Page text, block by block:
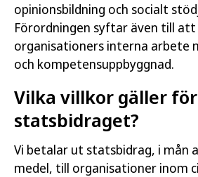
opinionsbildning och socialt
Förordningen syftar även till
organisationers interna arbete
och kompetensuppbyggnad.
Vilka villkor gäller för
statsbidraget?
Vi betalar ut statsbidrag, i mån
medel, till organisationer inom